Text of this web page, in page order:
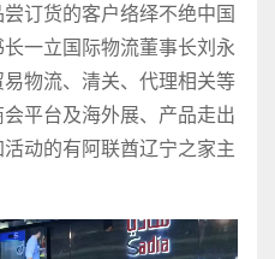
订货的客户络绎不绝中国
一立国际物流董事长刘永
物流、清关、代理相关等
平台及海外展、产品走出
动的有阿联酋辽宁之家主